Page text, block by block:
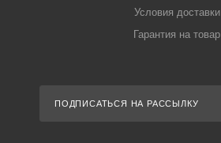
Условия доставки
Гарантия на товар
ПОДПИСАТЬСЯ НА РАССЫЛКУ